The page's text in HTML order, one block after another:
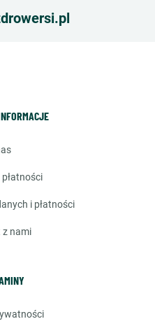
płatności
i płatności
z nami